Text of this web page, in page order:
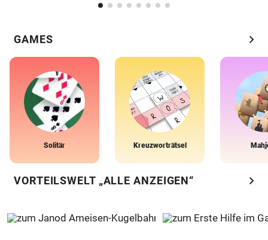
GAMES chevron_right
Solitär Kreuzworträtsel
VORTEILSWELT „ALLE ANZEIGEN“ chevron_right